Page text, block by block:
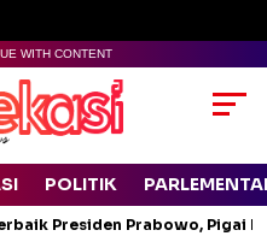
WITH CONTENT
POLITIK
Presiden Prabowo, Pigai